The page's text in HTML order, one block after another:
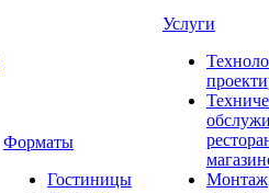
Форматы
Гостиницы
Услуги
Монтаж